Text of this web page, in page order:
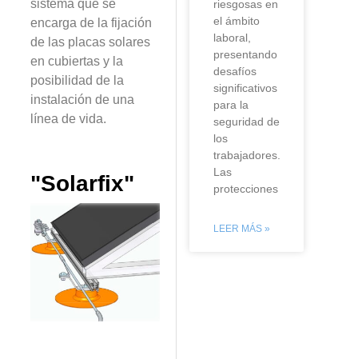
sistema que se
encarga de la fijación
de las placas solares
en cubiertas y la
posibilidad de la
instalación de una
línea de vida.
"Solarfix"
riesgosas en
el ámbito
laboral,
presentando
desafíos
significativos
para la
seguridad de
los
trabajadores.
Las
protecciones
LEER MÁS »